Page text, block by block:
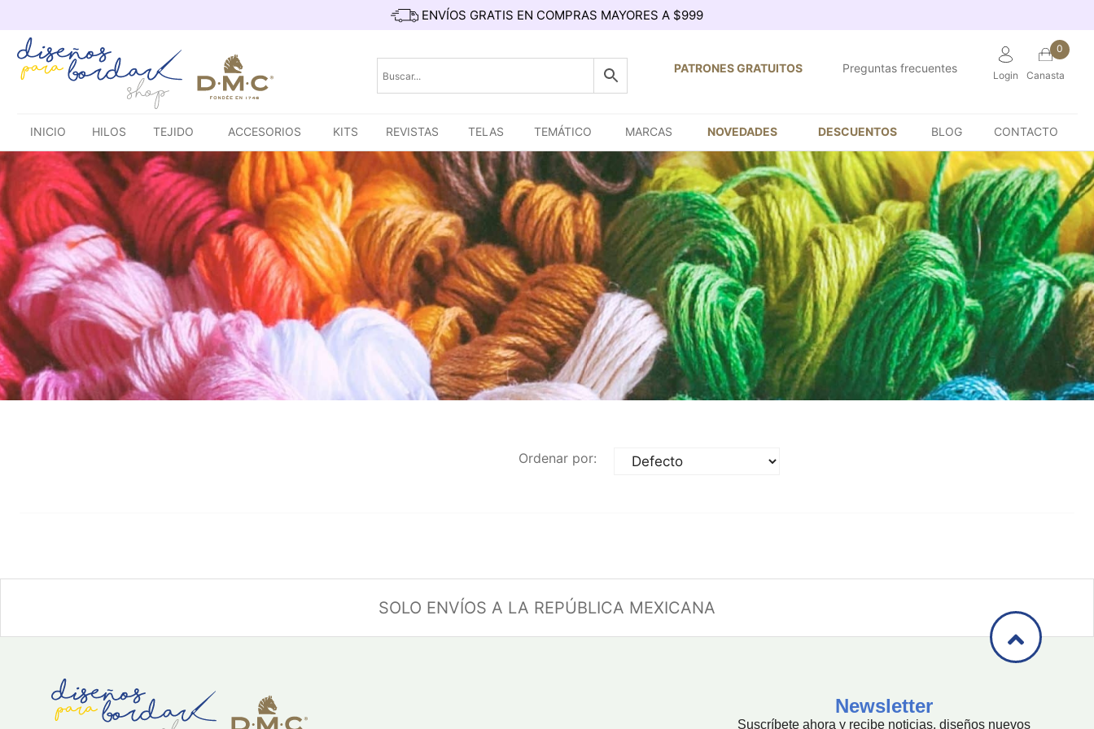
contenido
ENVÍOS GRATIS EN COMPRAS MAYORES A $999
PATRONES GRATUITOS Preguntas frecuentes
Login
0
Canasta
INICIO HILOS TEJIDO ACCESORIOS KITS REVISTAS TELAS TEMÁTICO MARCAS NOVEDADES DESCUENTOS BLOG CONTACTO
Ordenar por:
SOLO ENVÍOS A LA REPÚBLICA MEXICANA
Newsletter
Suscríbete ahora y recibe noticias, diseños nuevos